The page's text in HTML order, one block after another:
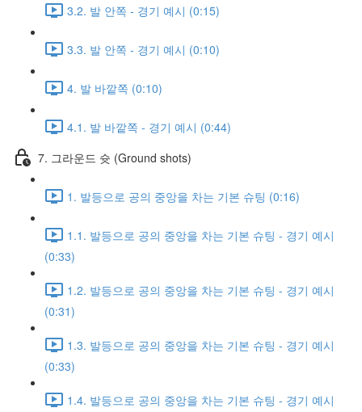
3.2. 발 안쪽 - 경기 예시 (0:15)
3.3. 발 안쪽 - 경기 예시 (0:10)
4. 발 바깥쪽 (0:10)
4.1. 발 바깥쪽 - 경기 예시 (0:44)
7. 그라운드 슛 (Ground shots)
1. 발등으로 공의 중앙을 차는 기본 슈팅 (0:16)
1.1. 발등으로 공의 중앙을 차는 기본 슈팅 - 경기 예시
(0:33)
1.2. 발등으로 공의 중앙을 차는 기본 슈팅 - 경기 예시
(0:31)
1.3. 발등으로 공의 중앙을 차는 기본 슈팅 - 경기 예시
(0:33)
1.4. 발등으로 공의 중앙을 차는 기본 슈팅 - 경기 예시